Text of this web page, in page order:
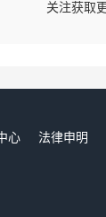
关注获取
心
法律申明